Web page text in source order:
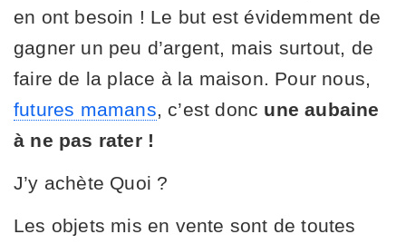
en ont besoin ! Le but est évidemment de
gagner un peu d’argent, mais surtout, de
faire de la place à la maison. Pour nous,
futures mamans , c’est donc une aubaine
à ne pas rater !
J’y achète Quoi ?
Les objets mis en vente sont de toutes